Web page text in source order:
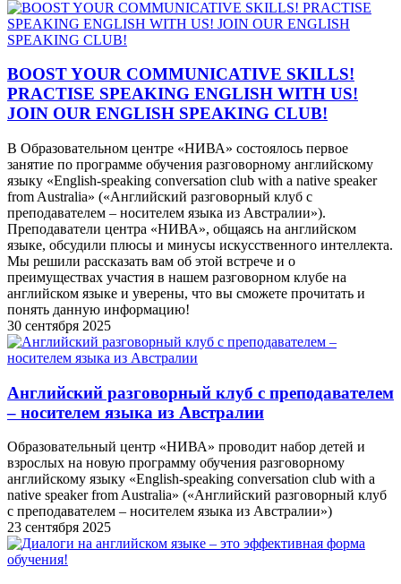
BOOST YOUR COMMUNICATIVE SKILLS!
PRACTISE SPEAKING ENGLISH WITH US!
JOIN OUR ENGLISH SPEAKING CLUB!
В Образовательном центре «НИВА» состоялось первое
занятие по программе обучения разговорному английскому
языку «English-speaking conversation club with a native speaker
from Australia» («Английский разговорный клуб с
преподавателем – носителем языка из Австралии»).
Преподаватели центра «НИВА», общаясь на английском
языке, обсудили плюсы и минусы искусственного интеллекта.
Мы решили рассказать вам об этой встрече и о
преимуществах участия в нашем разговорном клубе на
английском языке и уверены, что вы сможете прочитать и
понять данную информацию!
30 сентября 2025
Английский разговорный клуб с преподавателем
– носителем языка из Австралии
Образовательный центр «НИВА» проводит набор детей и
взрослых на новую программу обучения разговорному
английскому языку «English-speaking conversation club with a
native speaker from Australia» («Английский разговорный клуб
с преподавателем – носителем языка из Австралии»)
23 сентября 2025